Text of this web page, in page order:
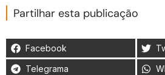
Partilhar esta publicação
Facebook
Telegrama